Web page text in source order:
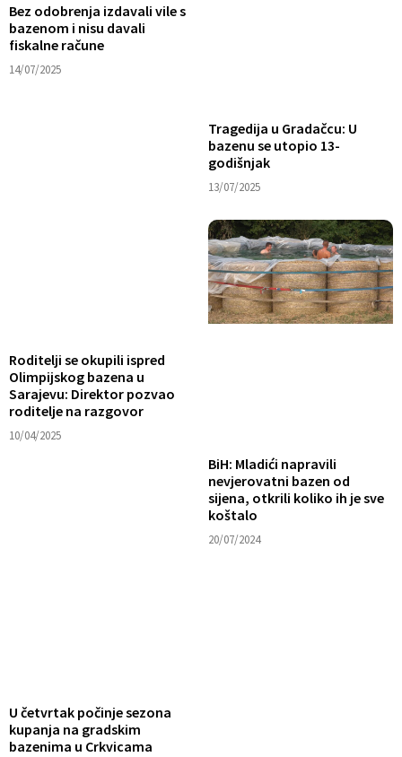
Bez odobrenja izdavali vile s
bazenom i nisu davali
fiskalne račune
14/07/2025
Tragedija u Gradačcu: U
bazenu se utopio 13-
godišnjak
13/07/2025
Roditelji se okupili ispred
Olimpijskog bazena u
Sarajevu: Direktor pozvao
roditelje na razgovor
10/04/2025
BiH: Mladići napravili
nevjerovatni bazen od
sijena, otkrili koliko ih je sve
koštalo
20/07/2024
U četvrtak počinje sezona
kupanja na gradskim
bazenima u Crkvicama